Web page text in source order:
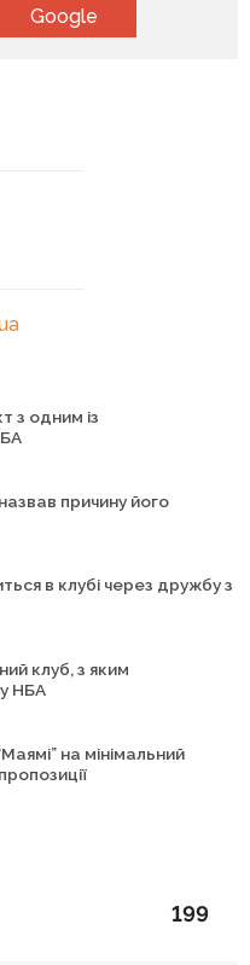
Google
з одним із
причину його
в клубі через дружбу з
клуб, з яким
НБА
на мінімальний
199